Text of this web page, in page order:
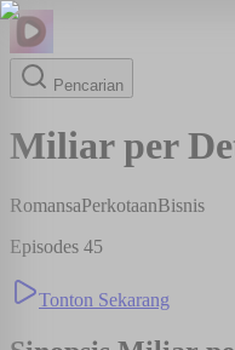
Pencarian
Miliar per
RomansaPerkotaanBisnis
Episodes 45
Tonton Sekarang